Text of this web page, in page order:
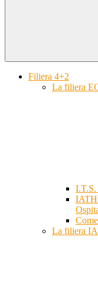
Filiera 4+2
La filiera
I.T.S.
IATH
La filiera